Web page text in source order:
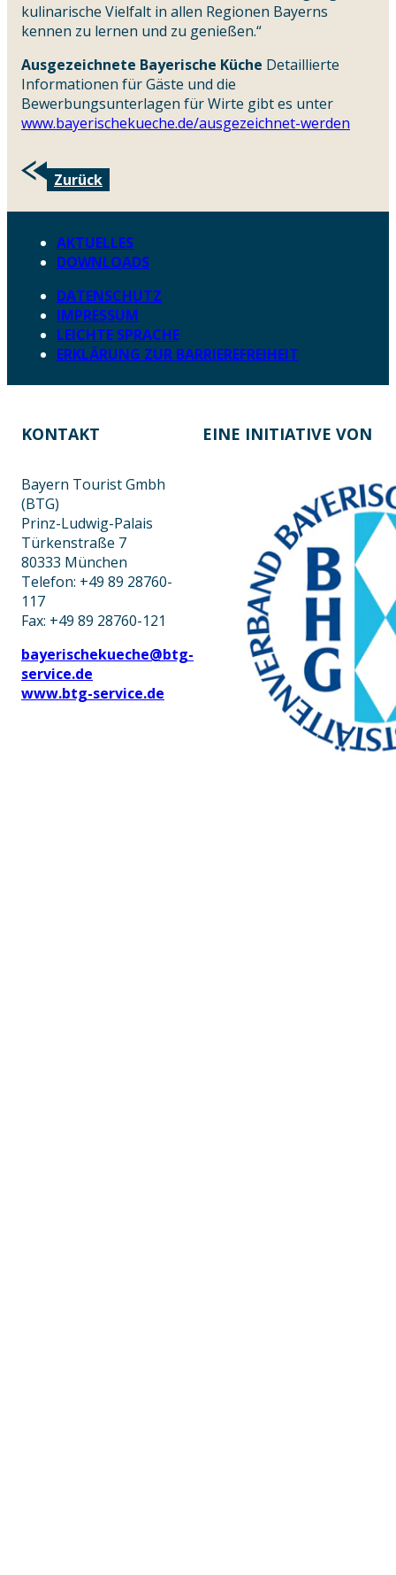
kulinarische Vielfalt in allen Regionen Bayerns
kennen zu lernen und zu genießen.“
Ausgezeichnete Bayerische Küche Detaillierte
Informationen für Gäste und die
Bewerbungsunterlagen für Wirte gibt es unter
www.bayerischekueche.de/ausgezeichnet-werden
Zurück
AKTUELLES
DOWNLOADS
DATENSCHUTZ
IMPRESSUM
LEICHTE SPRACHE
ERKLÄRUNG ZUR BARRIEREFREIHEIT
KONTAKT EINE INITIATIVE VON
Bayern Tourist Gmbh
(BTG)
Prinz-Ludwig-Palais
Türkenstraße 7
80333 München
Telefon: +49 89 28760-
117
Fax: +49 89 28760-121
bayerischekueche@btg-
service.de
www.btg-service.de